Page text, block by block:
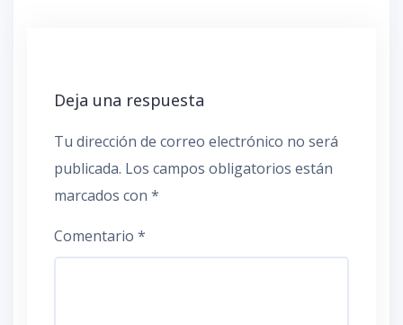
Deja una respuesta
Tu dirección de correo electrónico no será
publicada. Los campos obligatorios están
marcados con *
Comentario *